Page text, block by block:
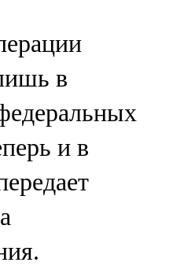
в
и в